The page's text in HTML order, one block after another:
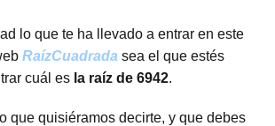
lo que te ha llevado a entrar en este
RaízCuadrada sea el que estés
cuál es la raíz de 6942.
que quisiéramos decirte, y que debes